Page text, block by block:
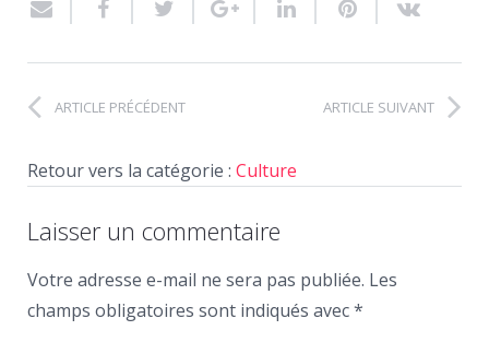
ARTICLE PRÉCÉDENT ARTICLE SUIVANT
Retour vers la catégorie : Culture
Laisser un commentaire
Votre adresse e-mail ne sera pas publiée. Les
champs obligatoires sont indiqués avec*